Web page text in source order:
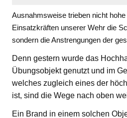
Ausnahmsweise trieben nicht
Einsatzkräften unserer Wehr die
sondern die Anstrengungen der
Denn gestern wurde das
Übungsobjekt genutzt und im
welches zugleich eines der
ist, sind die Wege nach oben
Ein Brand in einem solchen